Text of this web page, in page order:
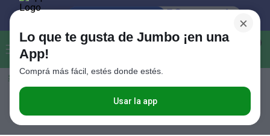
Buscar...
Seleccioná el método de entrega
×
Lo que te gusta de Jumbo ¡en una
App!
Comprá más fácil, estés donde estés.
Usar la app
Piletas y Accesorios
Términos más buscados